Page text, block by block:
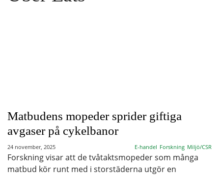
Matbudens mopeder sprider giftiga
avgaser på cykelbanor
24 november, 2025 E-handel Forskning Miljö/CSR
Forskning visar att de tvåtaktsmopeder som många
matbud kör runt med i storstäderna utgör en